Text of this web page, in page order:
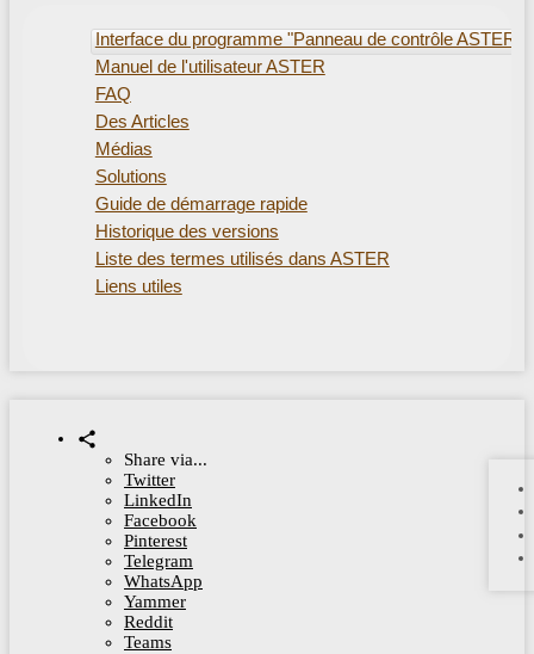
Interface du programme "Panneau de contrôle ASTER"
Manuel de l'utilisateur ASTER
FAQ
Des Articles
Médias
Solutions
Guide de démarrage rapide
Historique des versions
Liste des termes utilisés dans ASTER
Liens utiles
Share via...
Twitter
LinkedIn
Facebook
Pinterest
Telegram
WhatsApp
Yammer
Reddit
Teams